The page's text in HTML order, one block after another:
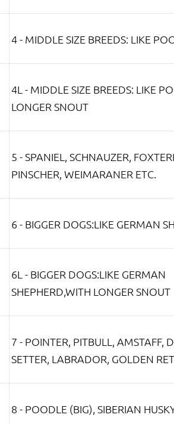
4 - MIDDLE SIZE BREEDS: LIKE
4L - MIDDLE SIZE BREEDS: LIKE
LONGER SNOUT
5 - SPANIEL, SCHNAUZER,
PINSCHER, WEIMARANER ETC.
6 - BIGGER DOGS:LIKE GERMAN
6L - BIGGER DOGS:LIKE GERMAN
SHEPHERD,WITH LONGER SNOUT
7 - POINTER, PITBULL, AMSTAFF,
SETTER, LABRADOR, GOLDEN
8 - POODLE (BIG), SIBERIAN